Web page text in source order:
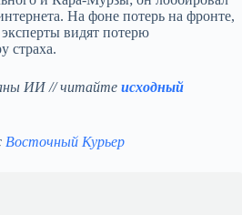
На фоне потерь на фронте,
видят потерю
страха.
ИИ // читайте исходный
Восточный Курьер